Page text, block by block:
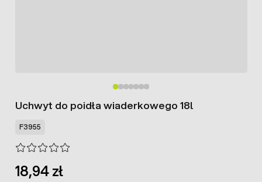
Uchwyt do poidła wiaderkowego 18l
F3955
18,94 zł